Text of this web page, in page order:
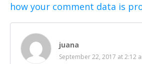
how your comment data is
juana
September 22, 2017 at 2:12